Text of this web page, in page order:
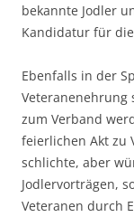
bekannte Jodler
Kandidatur für
Ebenfalls in der
Veteranenehrung
zum Verband
feierlichen Akt zu
schlichte, aber
Jodlervorträgen,
Veteranen durch